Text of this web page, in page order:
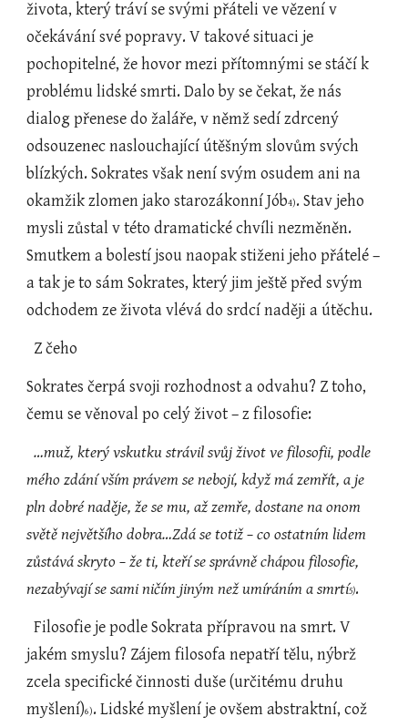
života, který tráví se svými přáteli ve vězení v
očekávání své popravy. V takové situaci je
pochopitelné, že hovor mezi přítomnými se stáčí k
problému lidské smrti. Dalo by se čekat, že nás
dialog přenese do žaláře, v němž sedí zdrcený
odsouzenec naslouchající útěšným slovům svých
blízkých. Sokrates však není svým osudem ani na
okamžik zlomen jako starozákonní Jób4). Stav jeho
mysli zůstal v této dramatické chvíli nezměněn.
Smutkem a bolestí jsou naopak stiženi jeho přátelé –
a tak je to sám Sokrates, který jim ještě před svým
odchodem ze života vlévá do srdcí naději a útěchu.
  Z čeho
Sokrates čerpá svoji rozhodnost a odvahu? Z toho,
čemu se věnoval po celý život – z filosofie:
…muž, který vskutku strávil svůj život ve filosofii, podle
mého zdání vším právem se nebojí, když má zemřít, a je
pln dobré naděje, že se mu, až zemře, dostane na onom
světě největšího dobra…Zdá se totiž – co ostatním lidem
zůstává skryto – že ti, kteří se správně chápou filosofie,
nezabývají se sami ničím jiným než umíráním a smrtí5).
  Filosofie je podle Sokrata přípravou na smrt. V
jakém smyslu? Zájem filosofa nepatří tělu, nýbrž
zcela specifické činnosti duše (určitému druhu
myšlení)6). Lidské myšlení je ovšem abstraktní, což